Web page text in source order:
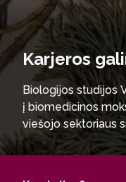
Karjeros
Biologijos studijos
į biomedicinos
viešojo sektoriaus
Aplinkos
agentūrose,